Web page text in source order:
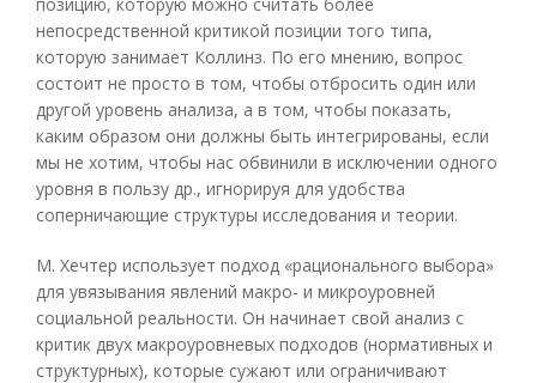
непосредственной критикой позиции того типа,
которую занимает Коллинз. По его мнению, вопрос
состоит не просто в том, чтобы отбросить один или
другой уровень анализа, а в том, чтобы показать,
каким образом они должны быть интегрированы, если
мы не хотим, чтобы нас обвинили в исключении одного
уровня в пользу др., игнорируя для удобства
соперничающие структуры исследования и теории.
М. Хечтер использует подход «рационального выбора»
для увязывания явлений макро- и микроуровней
социальной реальности. Он начинает свой анализ с
критик двух макроуровневых подходов (нормативных и
структурных), которые сужают или ограничивают